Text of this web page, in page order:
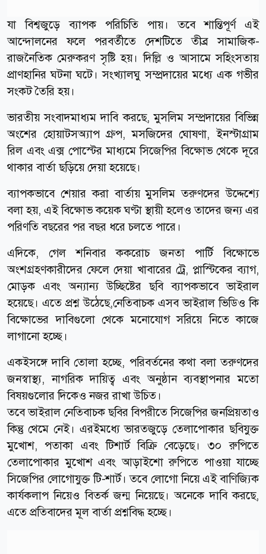
যা বিশ্বজুড়ে ব্যাপক পরিচিতি পায়। তবে শান্তিপূর্ণ এই
আন্দোলনের ফলে পরবর্তীতে দেশটিতে তীব্র সামাজিক-
রাজনৈতিক মেরুকরণ সৃষ্টি হয়। দিল্লি ও আসামে সহিংসতায়
প্রাণহানির ঘটনা ঘটে। সংখ্যালঘু সম্প্রদায়ের মধ্যে এক গভীর
সংকট তৈরি হয়।
ভারতীয় সংবাদমাধ্যম দাবি করছে, মুসলিম সম্প্রদায়ের বিভিন্ন
অংশের হোয়াটসঅ্যাপ গ্রুপ, মসজিদের ঘোষণা, ইনস্টাগ্রাম
রিল এবং এক্স পোস্টের মাধ্যমে সিজেপির বিক্ষোভ থেকে দূরে
থাকার বার্তা ছড়িয়ে দেয়া হয়েছে।
ব্যাপকভাবে শেয়ার করা বার্তায় মুসলিম তরুণদের উদ্দেশ্যে
বলা হয়, এই বিক্ষোভ কয়েক ঘণ্টা স্থায়ী হলেও তাদের জন্য এর
পরিণতি বছরের পর বছর ধরে চলতে পারে।
এদিকে, গেল শনিবার ককরোচ জনতা পার্টি বিক্ষোভে
অংশগ্রহণকারীদের ফেলে দেয়া খাবারের ট্রে, প্লাস্টিকের ব্যাগ,
মোড়ক এবং অন্যান্য উচ্ছিষ্টের ছবি ব্যাপকভাবে ভাইরাল
হয়েছে। এতে প্রশ্ন উঠেছে,নেতিবাচক এসব ভাইরাল ভিডিও কি
বিক্ষোভের দাবিগুলো থেকে মনোযোগ সরিয়ে নিতে কাজে
লাগানো হচ্ছে।
একইসঙ্গে দাবি তোলা হচ্ছে, পরিবর্তনের কথা বলা তরুণদের
জনস্বাস্থ্য, নাগরিক দায়িত্ব এবং অনুষ্ঠান ব্যবস্থাপনার মতো
বিষয়গুলোর দিকেও নজর রাখা উচিত।
তবে ভাইরাল নেতিবাচক ছবির বিপরীতে সিজেপির জনপ্রিয়তাও
কিন্তু থেমে নেই। এরইমধ্যে ভারতজুড়ে তেলাপোকার ছবিযুক্ত
মুখোশ, পতাকা এবং টিশার্ট বিক্রি বেড়েছে। ৩০ রুপিতে
তেলাপোকার মুখোশ এবং আড়াইশো রুপিতে পাওয়া যাচ্ছে
সিজেপির লোগোযুক্ত টি-শার্ট। তবে লোগো নিয়ে এই বাণিজ্যিক
কার্যকলাপ নিয়েও বিতর্ক জন্ম নিয়েছে। অনেকে দাবি করছে,
এতে প্রতিবাদের মূল বার্তা প্রশ্নবিদ্ধ হচ্ছে।